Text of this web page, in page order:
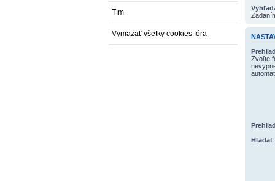
Tím
Vymazať všetky cookies fóra
Zvoľte
Hľadať